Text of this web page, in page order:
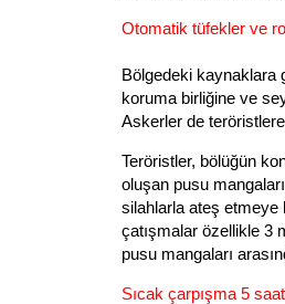
Otomatik tüfekler ve
Bölgedeki kaynaklara
koruma birliğine ve
Askerler de
Teröristler, bölüğün
oluşan pusu
silahlarla ateş etmeye
çatışmalar özellikle 3
pusu mangaları
Sıcak çarpışma 5